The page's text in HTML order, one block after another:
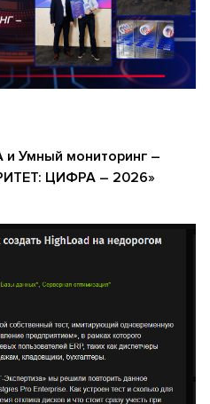
Умный мониторинг –
ЦИФРА – 2026»